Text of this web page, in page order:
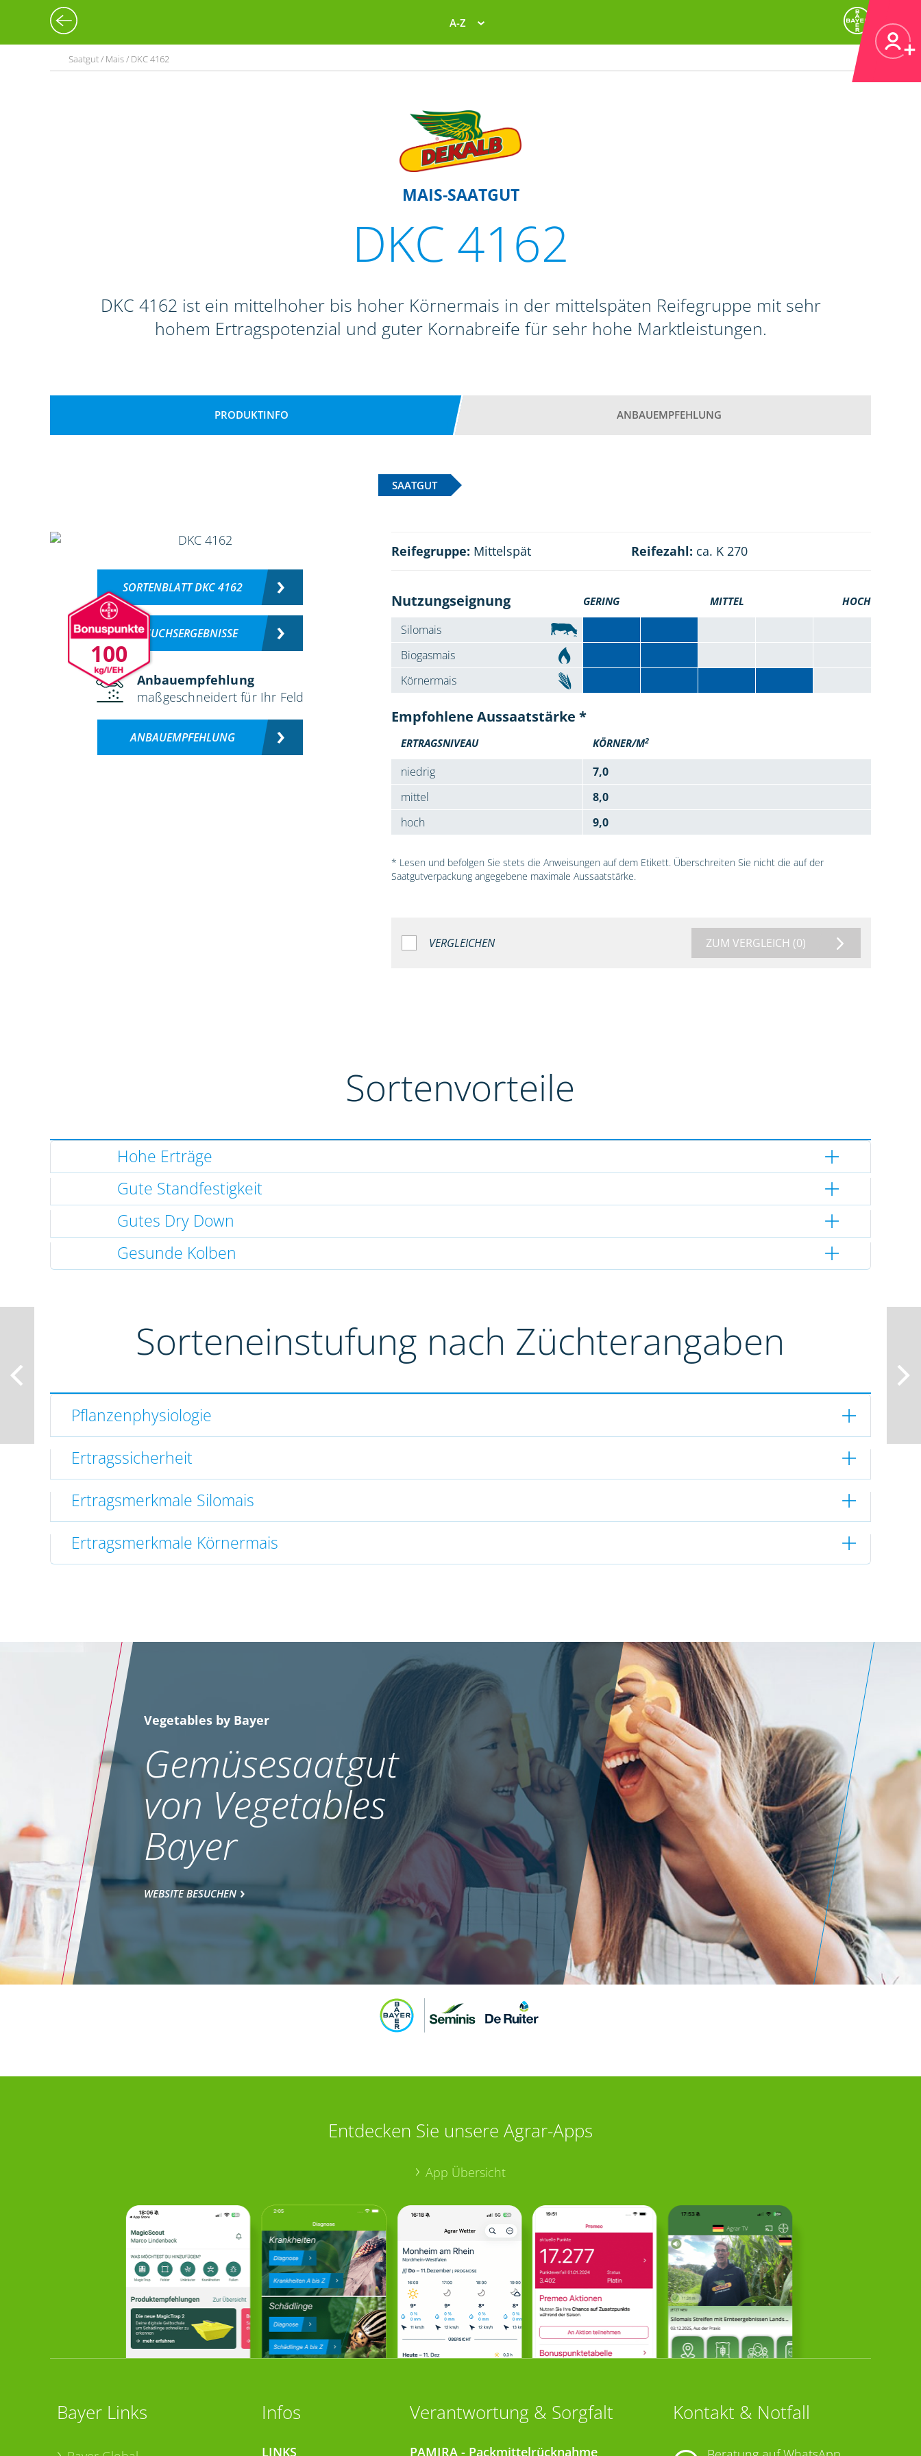
A-Z
Saatgut / Mais / DKC 4162
MAIS-SAATGUT
DKC 4162
DKC 4162 ist ein mittelhoher bis hoher Körnermais in der mittelspäten Reifegruppe mit sehr
hohem Ertragspotenzial und guter Kornabreife für sehr hohe Marktleistungen.
PRODUKTINFO ANBAUEMPFEHLUNG
SAATGUT
100
SORTENBLATT DKC 4162
VERSUCHSERGEBNISSE
Anbauempfehlung
maßgeschneidert für Ihr Feld
ANBAUEMPFEHLUNG
Reifegruppe: Mittelspät Reifezahl: ca. K 270
Nutzungseignung GERING MITTEL HOCH
Silomais
Biogasmais
Körnermais
Empfohlene Aussaatstärke *
ERTRAGSNIVEAU KÖRNER/M2
niedrig
7,0
mittel
8,0
hoch
9,0
* Lesen und befolgen Sie stets die Anweisungen auf dem Etikett. Überschreiten Sie nicht die auf der
Saatgutverpackung angegebene maximale Aussaatstärke.
VERGLEICHEN ZUM VERGLEICH (0)
Sortenvorteile
Hohe Erträge
Gute Standfestigkeit
Gutes Dry Down
Gesunde Kolben
Sorteneinstufung nach Züchterangaben
Pflanzenphysiologie
Ertragssicherheit
Ertragsmerkmale Silomais
Ertragsmerkmale Körnermais
Vegetables by Bayer
Gemüsesaatgut
von Vegetables
Bayer
WEBSITE BESUCHEN
Entdecken Sie unsere Agrar-Apps
App Übersicht
Bayer Links Infos
LINKS
Verantwortung & Sorgfalt
PAMIRA - Packmittelrücknahme
Kontakt & Notfall